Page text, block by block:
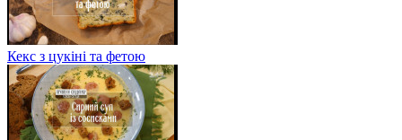
Кекс з цукіні та фетою